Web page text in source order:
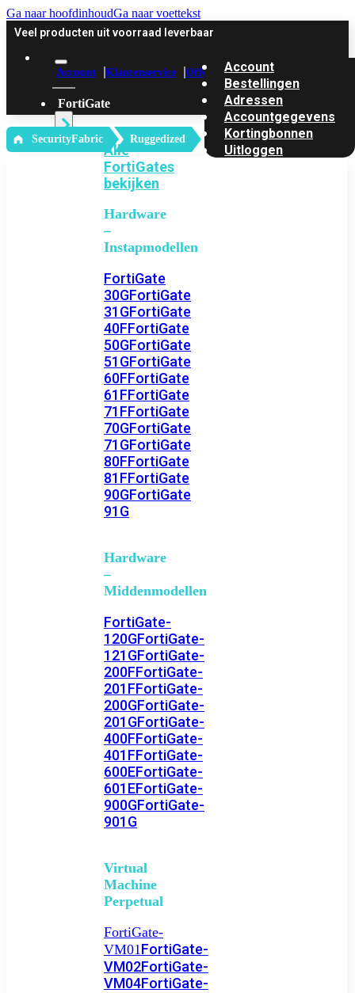
Ga naar hoofdinhoudGa naar voettekst
Veel producten uit voorraad leverbaar
Account Klantenservice Offerte
FortiGate
Alle
FortiGates
bekijken
Hardware
–
Instapmodellen
FortiGate
30GFortiGate
31GFortiGate
40FFortiGate
50GFortiGate
51GFortiGate
60FFortiGate
61FFortiGate
71FFortiGate
70GFortiGate
71GFortiGate
80FFortiGate
81FFortiGate
90GFortiGate
91G
Hardware
–
Middenmodellen
FortiGate-
120GFortiGate-
121GFortiGate-
200FFortiGate-
201FFortiGate-
200GFortiGate-
201GFortiGate-
400FFortiGate-
401FFortiGate-
600EFortiGate-
601EFortiGate-
900GFortiGate-
901G
Virtual
Machine
Perpetual
FortiGate-
VM01FortiGate-
VM02FortiGate-
VM04FortiGate-
Account
Bestellingen
Adressen
Accountgegevens
Kortingbonnen
Uitloggen
‎ SecurityFabric Ruggedized